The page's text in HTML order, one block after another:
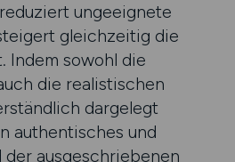
ungeeignete
gleichzeitig die
Indem sowohl die
die realistischen
dargelegt
authentisches und
ausgeschriebenen